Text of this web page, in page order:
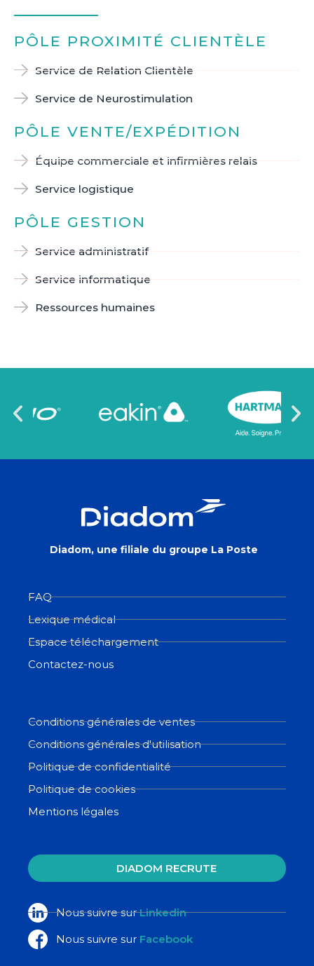
PÔLE PROXIMITÉ CLIENTÈLE
Service de Relation Clientèle
Service de Neurostimulation
PÔLE VENTE/EXPÉDITION
Équipe commerciale et infirmières relais
Service logistique
PÔLE GESTION
Service administratif
Service informatique
Ressources humaines
Diadom, une filiale du groupe La Poste
FAQ
Lexique médical
Espace téléchargement
Contactez-nous
Conditions générales de ventes
Conditions générales d'utilisation
Politique de confidentialité
Politique de cookies
Mentions légales
DIADOM RECRUTE
Nous suivre surLinkedin
Nous suivre sur Facebook